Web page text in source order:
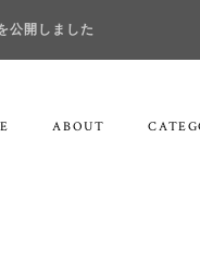
公開しました
ABOUT